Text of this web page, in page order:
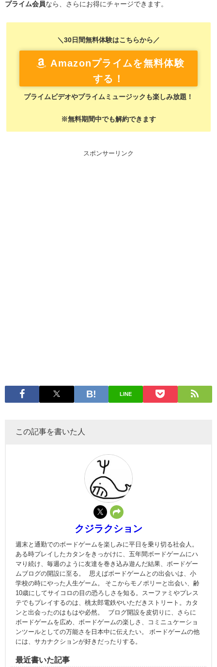
プライム会員なら、さらにお得にチャージできます。
＼30日間無料体験はこちらから／
Amazonプライムを無料体験
する！
プライムビデオやプライムミュージックも楽しみ放題！
※無料期間中でも解約できます
スポンサーリンク
LINE
この記事を書いた人
クジラクション
週末と通勤でのボードゲームを楽しみに平日を乗り切る社会人。
ある時プレイしたカタンをきっかけに、五年間ボードゲームにハ
マり続け、毎週のように友達を巻き込み遊んだ結果、ボードゲー
ムブログの開設に至る。 思えばボードゲームとの出会いは、小
学校の時にやった人生ゲーム。 そこからモノポリーと出会い、齢
10歳にしてサイコロの目の恐ろしさを知る。スーファミやプレス
テでもプレイするのは、桃太郎電鉄やいただきストリート。カタ
ンと出会ったのはもはや必然。 ブログ開設を皮切りに、さらに
ボードゲームを広め、ボードゲームの楽しさ、コミニュケーショ
ンツールとしての万能さを日本中に伝えたい。 ボードゲームの他
には、サカナクションが好きだったりする。
最近書いた記事